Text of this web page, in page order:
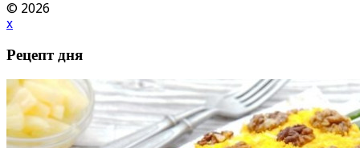
© 2026
x
Рецепт дня